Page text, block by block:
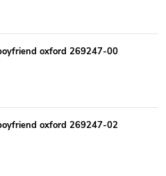
oxford 269247-00
oxford 269247-02